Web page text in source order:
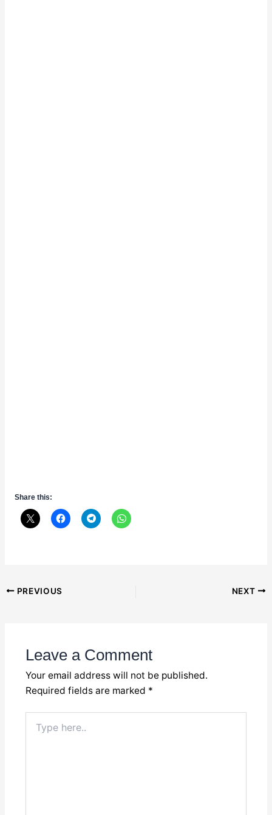
Share this:
Post
PREVIOUS NEXT
Leave a Comment
Your email address will not be published.
Required fields are marked *
here..